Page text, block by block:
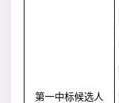
第一中标候选人